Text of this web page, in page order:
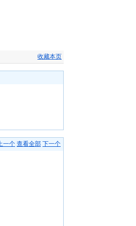
收藏本页
一个 查看全部 下一个